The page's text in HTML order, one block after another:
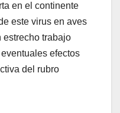
en el continente
este virus en aves
estrecho trabajo
efectos
del rubro